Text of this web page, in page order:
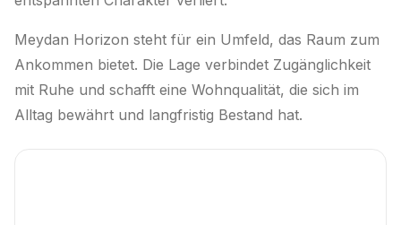
Meydan Horizon steht für ein Umfeld, das Raum zum
Ankommen bietet. Die Lage verbindet Zugänglichkeit
mit Ruhe und schafft eine Wohnqualität, die sich im
Alltag bewährt und langfristig Bestand hat.